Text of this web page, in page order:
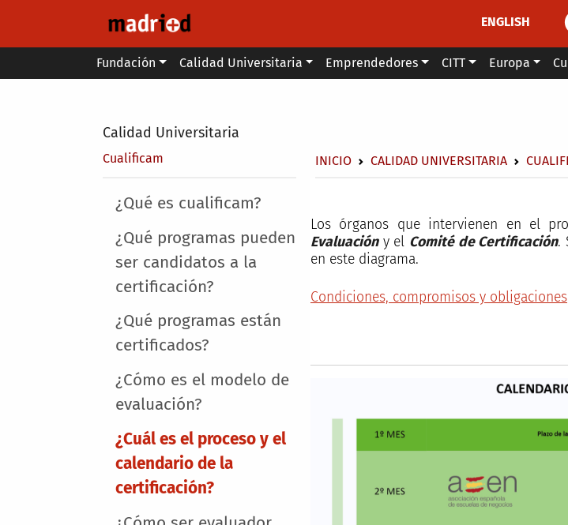
ENGLISH
Main menu
Fundación Calidad Universitaria Emprendedores CITT Europa
Calidad Universitaria
Cualificam Sobrescribir enlaces de ayuda
INICIO CALIDAD UNIVERSITARIA
Main menu
¿Qué es cualificam?
¿Qué programas pueden
ser candidatos a la
certificación?
¿Qué programas están
certificados?
¿Cómo es el modelo de
evaluación?
¿Cuál es el proceso y el
calendario de la
certificación?
Los órganos que intervienen en el
Evaluacióny el Comité de Certificación.
en este diagrama.
Condiciones, compromisos y obligaciones